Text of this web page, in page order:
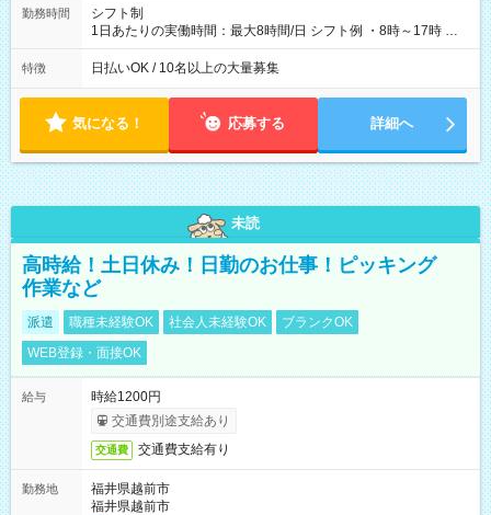
勤務時間
シフト制
1日あたりの実働時間：最大8時間/日 シフト例 ・8時～17時 ・
12時～21時
特徴 日払いOK / 10名以上の大量募集
気になる！ 応募する 詳細へ
未読
高時給！土日休み！日勤のお仕事！ピッキング
作業など
派遣 職種未経験OK 社会人未経験OK
ブランクOK
WEB登録・面接OK
給与
時給1200円
交通費別途支給あり
交通費 交通費支給有り
勤務地
福井県越前市
福井県越前市